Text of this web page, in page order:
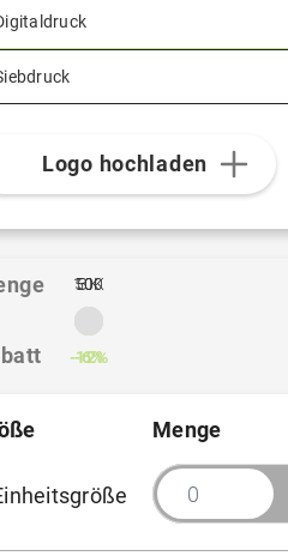
Logo hochladen
500
3K
-6%
10K
-12%
Menge